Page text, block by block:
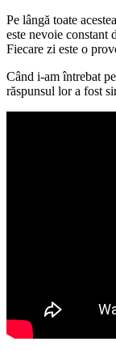
Pe lângă toate
este nevoie constant
Fiecare zi este o
Când i-am întrebat
răspunsul lor a fost